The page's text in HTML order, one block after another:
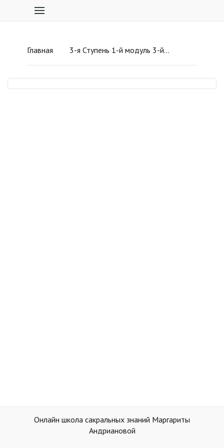
Главная 3-я Ступень 1-й модуль 3-й урок
Онлайн школа сакральных знаний Маргариты
Андриановой